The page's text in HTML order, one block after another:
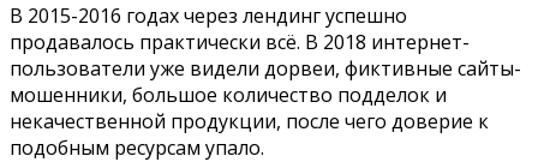
В 2015-2016 годах через лендинг успешно
продавалось практически всё. В 2018 интернет-
пользователи уже видели дорвеи, фиктивные сайты-
мошенники, большое количество подделок и
некачественной продукции, после чего доверие к
подобным ресурсам упало.